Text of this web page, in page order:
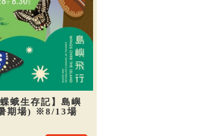
蛾生存記】島嶼
期場) ※8/13場